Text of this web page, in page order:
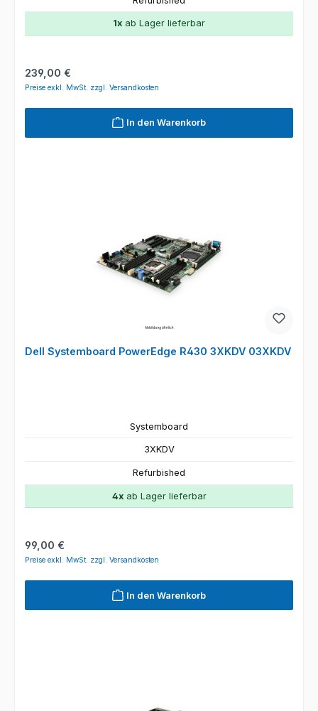
1x ab Lager lieferbar
Regulärer Preis:
239,00 €
Preise exkl. MwSt. zzgl. Versandkosten
In den Warenkorb
Dell Systemboard PowerEdge R430 3XKDV 03XKDV
Systemboard
3XKDV
Refurbished
4xab Lager lieferbar
Regulärer Preis:
99,00 €
Preise exkl. MwSt. zzgl. Versandkosten
In den Warenkorb